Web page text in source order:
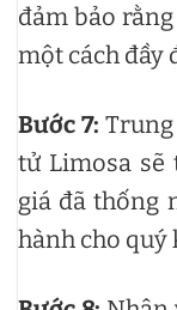
đảm bảo
một cách đầy
Bước 7:
tử Limosa sẽ
giá đã thống
hành cho quý